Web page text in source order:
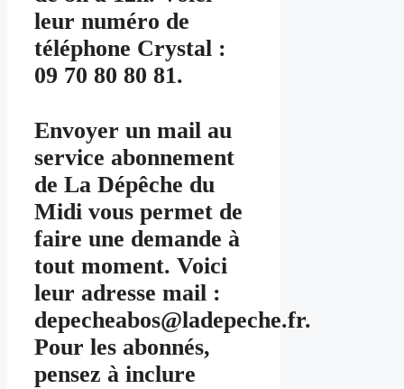
leur numéro de
téléphone Crystal :
09 70 80 80 81.
Envoyer un mail au
service abonnement
de La Dépêche du
Midi vous permet de
faire une demande à
tout moment. Voici
leur adresse mail :
depecheabos@ladepeche.fr.
Pour les abonnés,
pensez à inclure